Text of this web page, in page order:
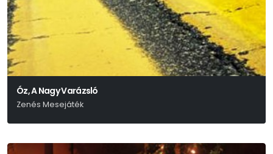
Óz, A Nagy Varázsló
Zenés Mesejáték